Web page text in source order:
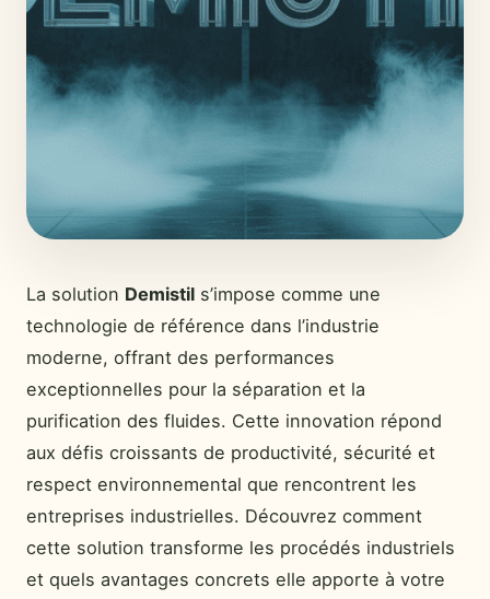
La solution Demistil s’impose comme une
technologie de référence dans l’industrie
moderne, offrant des performances
exceptionnelles pour la séparation et la
purification des fluides. Cette innovation répond
aux défis croissants de productivité, sécurité et
respect environnemental que rencontrent les
entreprises industrielles. Découvrez comment
cette solution transforme les procédés industriels
et quels avantages concrets elle apporte à votre